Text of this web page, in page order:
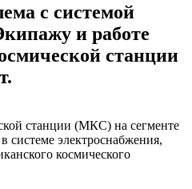
с системой
и работе
станции
станции (МКС) на сегменте
электроснабжения,
космического